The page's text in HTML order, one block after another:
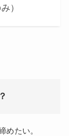
）
めたい。